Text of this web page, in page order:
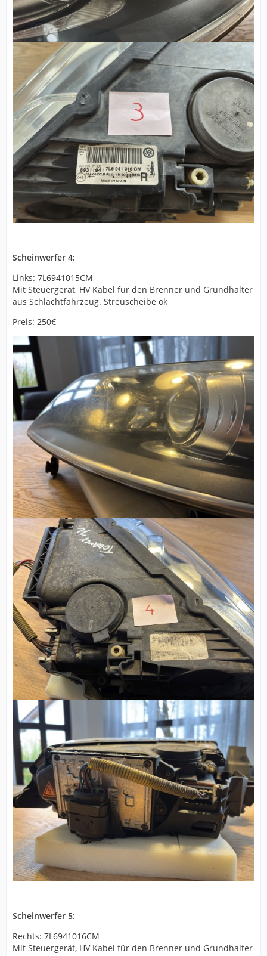
Scheinwerfer 4:
Links: 7L6941015CM
Mit Steuergerät, HV Kabel für den Brenner und Grundhalter
aus Schlachtfahrzeug. Streuscheibe ok
Preis: 250€
Scheinwerfer 5:
Rechts: 7L6941016CM
Mit Steuergerät, HV Kabel für den Brenner und Grundhalter